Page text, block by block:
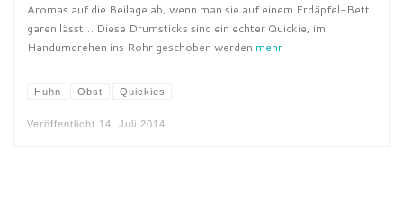
Aromas auf die Beilage ab, wenn man sie auf einem Erdäpfel-Bett
garen lässt… Diese Drumsticks sind ein echter Quickie, im
Handumdrehen ins Rohr geschoben werden mehr
Huhn Obst Quickies
Veröffentlicht 14. Juli 2014